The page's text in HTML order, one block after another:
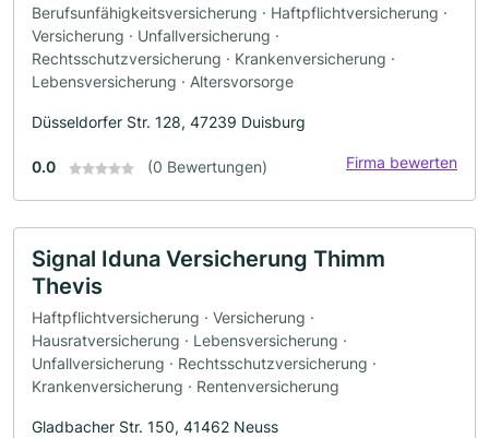
Berufsunfähigkeitsversicherung · Haftpflichtversicherung ·
Versicherung · Unfallversicherung ·
Rechtsschutzversicherung · Krankenversicherung ·
Lebensversicherung · Altersvorsorge
Düsseldorfer Str. 128, 47239 Duisburg
0.0 (0 Bewertungen) Firma bewerten
Signal Iduna Versicherung Thimm
Thevis
Haftpflichtversicherung · Versicherung ·
Hausratversicherung · Lebensversicherung ·
Unfallversicherung · Rechtsschutzversicherung ·
Krankenversicherung · Rentenversicherung
Gladbacher Str. 150, 41462 Neuss